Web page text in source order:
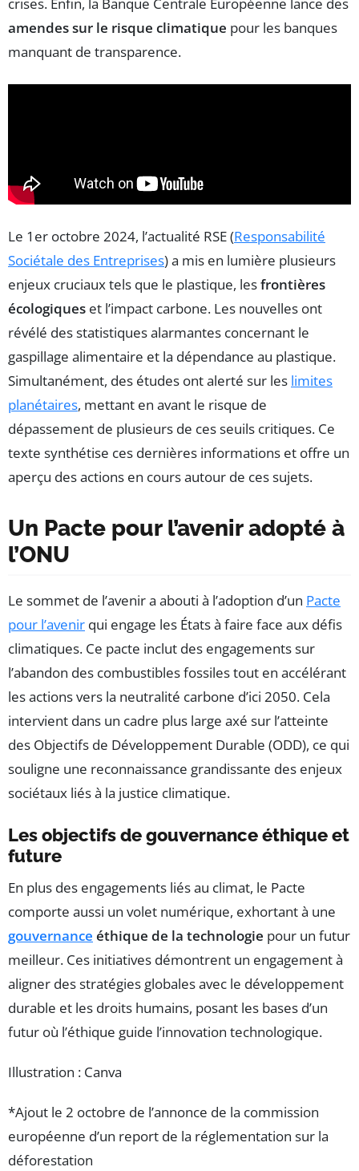
amendes sur le risque climatique pour les banques
manquant de transparence.
Le 1er octobre 2024, l’actualité RSE (Responsabilité
Sociétale des Entreprises) a mis en lumière plusieurs
enjeux cruciaux tels que le plastique, lesfrontières
écologiques et l’impact carbone. Les nouvelles ont
révélé des statistiques alarmantes concernant le
gaspillage alimentaire et la dépendance au plastique.
Simultanément, des études ont alerté sur les limites
planétaires, mettant en avant le risque de
dépassement de plusieurs de ces seuils critiques. Ce
texte synthétise ces dernières informations et offre un
aperçu des actions en cours autour de ces sujets.
Un Pacte pour l’avenir adopté à
l’ONU
Le sommet de l’avenir a abouti à l’adoption d’un Pacte
pour l’avenir qui engage les États à faire face aux défis
climatiques. Ce pacte inclut des engagements sur
l’abandon des combustibles fossiles tout en accélérant
les actions vers la neutralité carbone d’ici 2050. Cela
intervient dans un cadre plus large axé sur l’atteinte
des Objectifs de Développement Durable (ODD), ce qui
souligne une reconnaissance grandissante des enjeux
sociétaux liés à la justice climatique.
Les objectifs de gouvernance éthique et
future
En plus des engagements liés au climat, le Pacte
comporte aussi un volet numérique, exhortant à une
gouvernance éthique de la technologie pour un futur
meilleur. Ces initiatives démontrent un engagement à
aligner des stratégies globales avec le développement
durable et les droits humains, posant les bases d’un
futur où l’éthique guide l’innovation technologique.
Illustration : Canva
*Ajout le 2 octobre de l’annonce de la commission
européenne d’un report de la réglementation sur la
déforestation